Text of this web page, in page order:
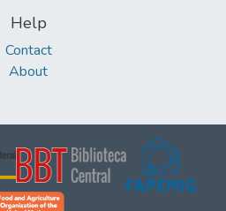
Help
Contact
About